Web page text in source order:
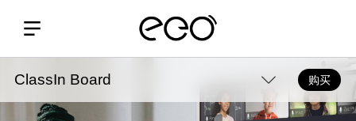
ClassIn Board 购买